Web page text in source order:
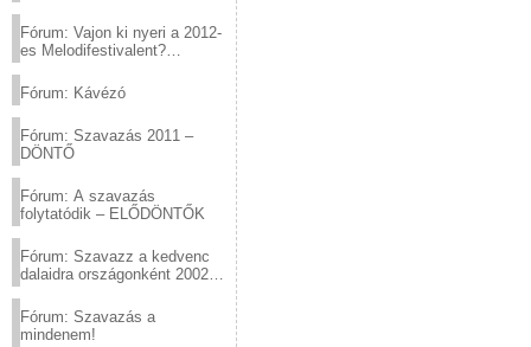
Fórum: Vajon ki nyeri a 2012-
es Melodifestivalent?
Fórum: Kávézó
Fórum: Szavazás 2011 –
DÖNTŐ
Fórum: A szavazás
folytatódik – ELŐDÖNTŐK
Fórum: Szavazz a kedvenc
dalaidra országonként 2002
Fórum: Szavazás a
mindenem!